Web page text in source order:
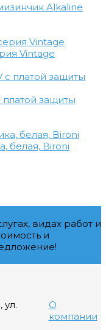
Alkaline
Vintage
платой защиты
белая, Bironi
видах работ и
и
ул.
О
компании